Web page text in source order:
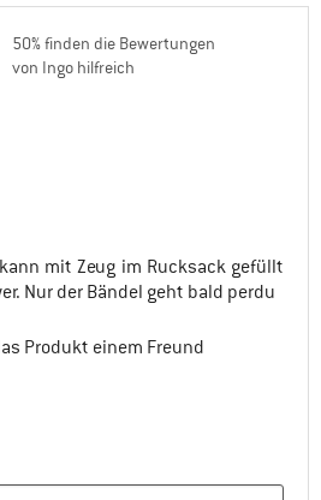
50% finden die Bewertungen
von Ingo hilfreich
mit Zeug im Rucksack gefüllt
Nur der Bändel geht bald perdu
Produkt einem Freund